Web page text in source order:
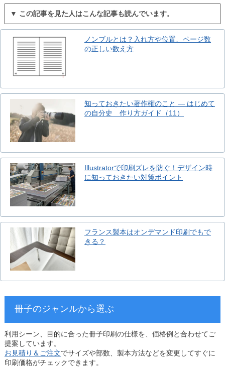
▼ この記事を見た人はこんな記事も読んでいます。
ノンブルとは？入れ方や位置、ページ数
の正しい数え方
知っておきたい著作権のこと ― はじめて
の自分史 作り方ガイド（11）
Illustratorで印刷ズレを防ぐ！デザイン時
に知っておきたい対策ポイント
フランス製本はオンデマンド印刷でもで
きる？
冊子のジャンルから選ぶ
利用シーン、目的に合った冊子印刷の仕様を、価格例と合わせてご
提案しています。
お見積り＆ご注文でサイズや部数、製本方法などを変更してすぐに
印刷価格がチェックできます。